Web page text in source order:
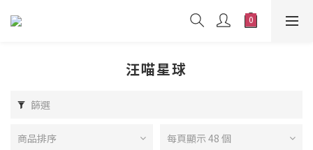
汪喵星球
篩選
商品排序 每頁顯示 48 個